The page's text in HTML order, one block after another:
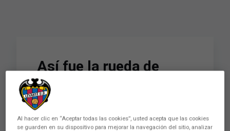
Así fue la rueda de
prensa de Sánchez Vera
y Alharilla previa al
encuentro ante el
Al hacer clic en “Aceptar todas las cookies”, usted acepta que las cookies
se guarden en su dispositivo para mejorar la navegación del sitio, analizar